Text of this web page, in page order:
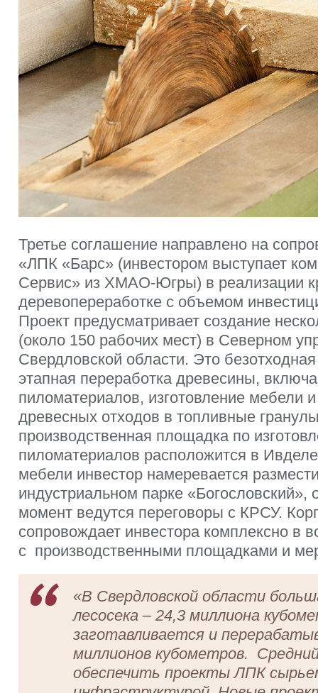
Третье соглашение направлено на
«ЛПК «Барс» (инвестором выступает
Сервис» из ХМАО-Югры) в реализации
деревопереработке с объемом
Проект предусматривает создание
(около 150 рабочих мест) в Северном
Свердловской области. Это
этапная переработка древесины,
пиломатериалов, изготовление мебели
древесных отходов в топливные
производственная площадка по
пиломатериалов расположится в
мебели инвестор намеревается
индустриальном парке «Богословский»,
момент ведутся переговоры с КРСУ.
сопровождает инвестора комплексно в
с производственными площадками и
«В Свердловской области
лесосека – 24,3 миллиона
заготавливается и
миллионов кубометров.
обеспечить проекты ЛПК